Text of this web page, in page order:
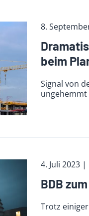
8.
beim
Signal von
ungehemmt
4. Juli 2023 |
BDB
Trotz